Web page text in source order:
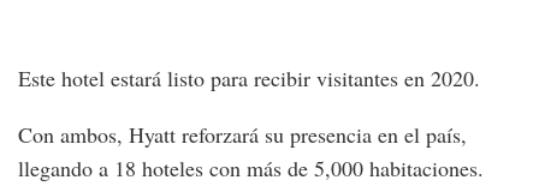
Este hotel estará listo para recibir visitantes en 2020.
Con ambos, Hyatt reforzará su presencia en el país,
llegando a 18 hoteles con más de 5,000 habitaciones.